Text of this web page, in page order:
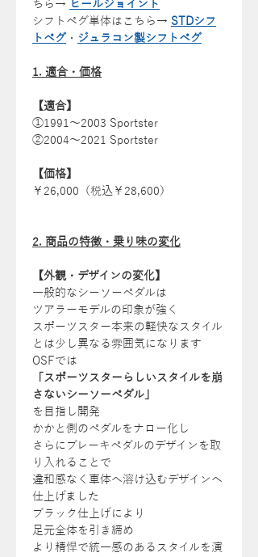
ちら→ ヒールジョイント
シフトペグ単体はこちら→ STDシフ
トペグ ・ ジュラコン製シフトペグ
1. 適合・価格
【適合】
①1991〜2003 Sportster
②2004〜2021 Sportster
【価格】
￥26,000（税込￥28,600）
2. 商品の特徴・乗り味の変化
【外観・デザインの変化】
一般的なシーソーペダルは
ツアラーモデルの印象が強く
スポーツスター本来の軽快なスタイル
とは少し異なる雰囲気になります
OSFでは
「スポーツスターらしいスタイルを崩
さないシーソーペダル」
を目指し開発
かかと側のペダルをナロー化し
さらにブレーキペダルのデザインを取
り入れることで
違和感なく車体へ溶け込むデザインへ
仕上げました
ブラック仕上げにより
足元全体を引き締め
より精悍で統一感のあるスタイルを演